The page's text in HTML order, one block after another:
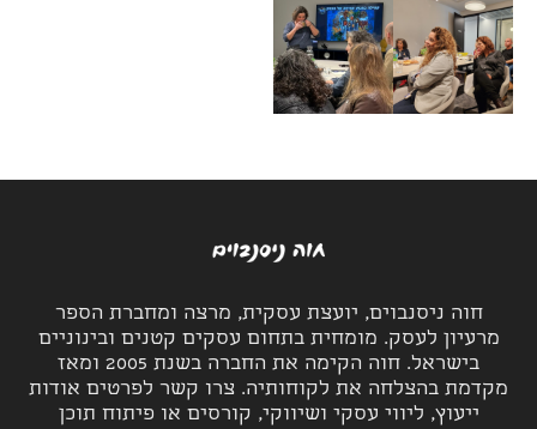
חוה ניסנבוים, יועצת עסקית, מרצה ומחברת הספר
מרעיון לעסק. מומחית בתחום עסקים קטנים ובינוניים
בישראל. חוה הקימה את החברה בשנת 2005 ומאז
מקדמת בהצלחה את לקוחותיה. צרו קשר לפרטים אודות
ייעוץ, ליווי עסקי ושיווקי, קורסים או פיתוח תוכן